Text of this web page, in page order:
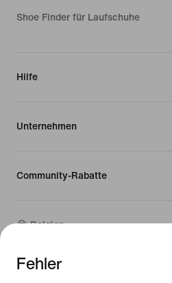
Fehler
Shoe Finder für Laufschuhe
Hilfe
Unternehmen
Community-Rabatte
Belgien
© 2026Nike, Inc. Alle Rechte